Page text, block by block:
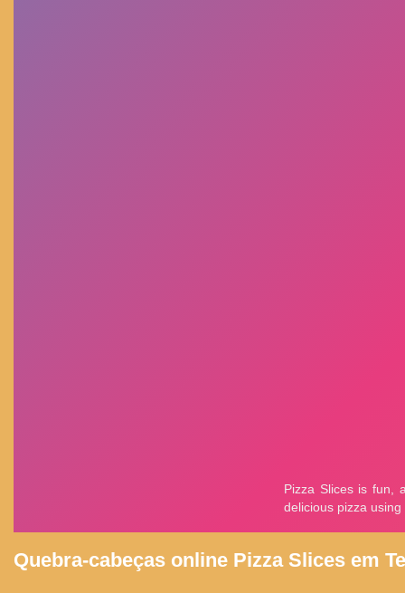
Quebra-cabeças online Pizza Slices em